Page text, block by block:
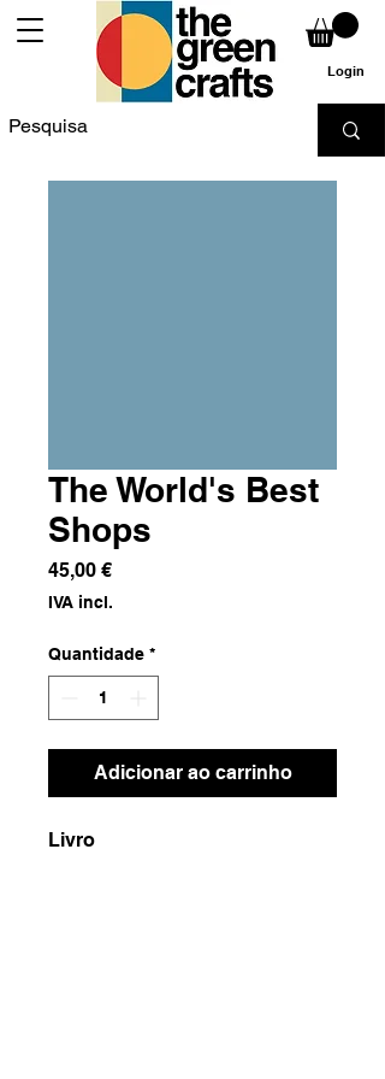
Login
The World's Best
Shops
45,00 €Preço
IVA incl.
Quantidade *
Adicionar ao carrinho
Livro